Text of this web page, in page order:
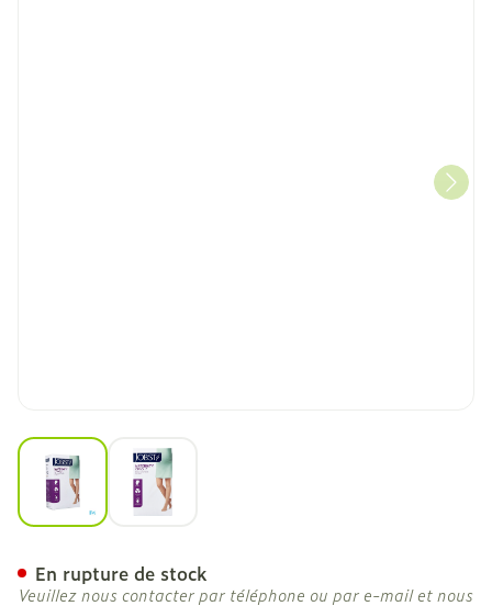
View larger imageView larger image
En rupture de stock
Veuillez nous contacter par téléphone ou par e-mail et nous